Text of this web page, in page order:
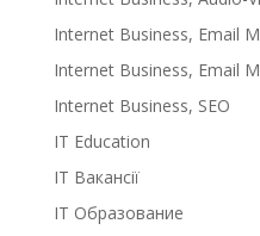
Internet Business, Email
Internet Business, Email
Internet Business, SEO
IT Education
IT Вакансії
IT Образование